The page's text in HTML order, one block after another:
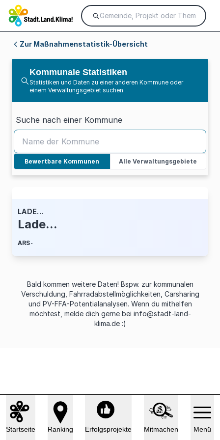
Zur Maßnahmenstatistik-Übersicht
Kommunale Statistiken
Statistiken und Daten zu einer anderen Kommune oder
einem Verwaltungsgebiet suchen
Suche nach einer Kommune
Bewertbare Kommunen Alle Verwaltungsgebiete
LADE...
Lade...
ARS-
Bald kommen weitere Daten! Bspw. zur kommunalen
Verschuldung, Fahrradabstellmöglichkeiten, Carsharing
und PV-FFA-Potentialanalysen. Wenn du mithelfen
möchtest, melde dich gerne bei info@stadt-land-
klima.de:)
Startseite Ranking Erfolgsprojekte Mitmachen Menü